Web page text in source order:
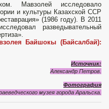
Мавзолей исследовало
и культуры Казахской ССР
(1986 году). В 2011
разведывательный
Байшокы (Байсалбай):
Источник:
Александр Петров.
Фотография
музея города Аральска.